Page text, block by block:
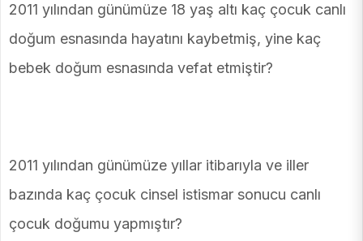
2011 yılından günümüze 18 yaş altı kaç çocuk canlı
doğum esnasında hayatını kaybetmiş, yine kaç
bebek doğum esnasında vefat etmiştir?
2011 yılından günümüze yıllar itibarıyla ve iller
bazında kaç çocuk cinsel istismar sonucu canlı
çocuk doğumu yapmıştır?